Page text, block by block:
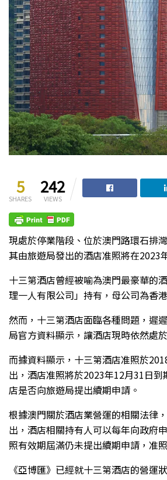
5
SHARES
242
VIEWS
現處於停業階段、位於澳門路環石排
其由旅遊局發出的酒店准照將在2023
十三第酒店曾經被喻為澳門最豪華的
理一人有限公司」持有，母公司為香
然而，十三第酒店面臨各種問題，遲
局官方資料顯示，讓酒店現時依然處
而據資料顯示，十三第酒店准照於
出，酒店准照將於2023年12月31日
店是否向旅遊局提出續期申請。
根據澳門關於酒店業營運的相關法律
出，酒店相關持有人可以每年向政府
照有效期屆滿仍未提出續期申請，准
《亞博匯》已經就十三第酒店的營運